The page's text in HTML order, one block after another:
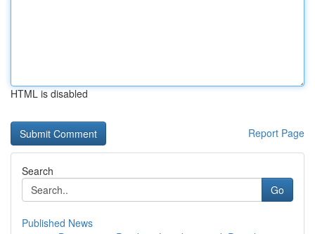
HTML is disabled
Report Page
Search
Go
Published News